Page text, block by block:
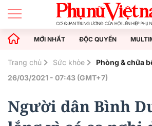
MỚI NHẤT ĐỘC QUYỀN
Trang chủ Sức khỏe
Phòng & chữa
26/03/2021 - 07:43 (GMT+7)
Người dân Bình